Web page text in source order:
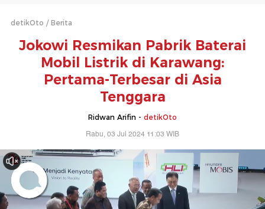
detikOto Berita
Jokowi Resmikan Pabrik Baterai
Mobil Listrik di Karawang:
Pertama-Terbesar di Asia
Tenggara
Ridwan Arifin - detikOto
Rabu, 03 Jul 2024 11:03 WIB